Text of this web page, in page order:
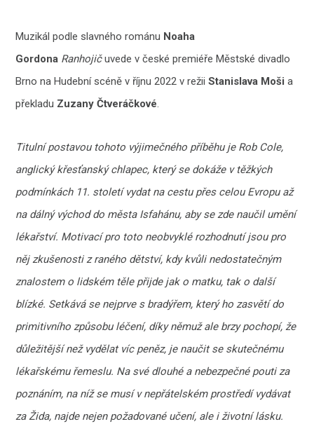
Muzikál podle slavného románu Noaha
Gordona Ranhojičuvede v české premiéře Městské divadlo
Brno na Hudební scéně v říjnu 2022 v režiiStanislava Moši a
překladu Zuzany Čtveráčkové.
Titulní postavou tohoto výjimečného příběhu je Rob Cole,
anglický křesťanský chlapec, který se dokáže v těžkých
podmínkách 11. století vydat na cestu přes celou Evropu až
na dálný východ do města Isfahánu, aby se zde naučil umění
lékařství. Motivací pro toto neobvyklé rozhodnutí jsou pro
něj zkušenosti z raného dětství, kdy kvůli nedostatečným
znalostem o lidském těle přijde jak o matku, tak o další
blízké. Setkává se nejprve s bradýřem, který ho zasvětí do
primitivního způsobu léčení, díky němuž ale brzy pochopí, že
důležitější než vydělat víc peněz, je naučit se skutečnému
lékařskému řemeslu. Na své dlouhé a nebezpečné pouti za
poznáním, na níž se musí v nepřátelském prostředí vydávat
za Žida, najde nejen požadované učení, ale i životní lásku.